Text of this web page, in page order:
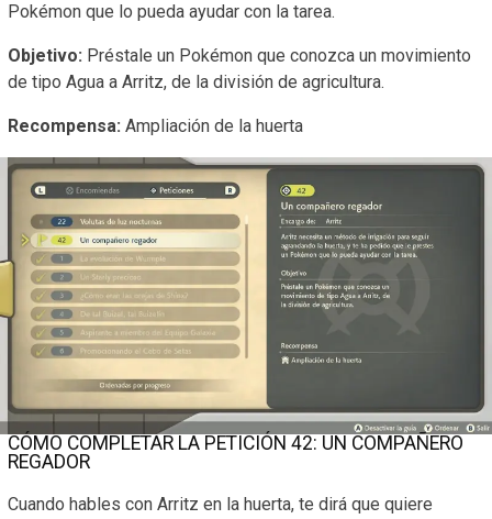
Pokémon que lo pueda ayudar con la tarea.
Objetivo: Préstale un Pokémon que conozca un movimiento
de tipo Agua a Arritz, de la división de agricultura.
Recompensa: Ampliación de la huerta
CÓMO COMPLETAR LA PETICIÓN 42: UN COMPAÑERO
REGADOR
Cuando hables con Arritz en la huerta, te dirá que quiere